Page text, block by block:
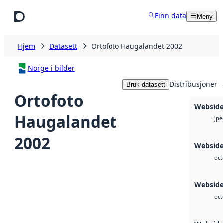
Finn data Meny
Hjem Datasett Ortofoto Haugalandet 2002
Norge i bilder
Ortofoto
Haugalandet
2002
Bruk datasett Distribusjoner
Webside